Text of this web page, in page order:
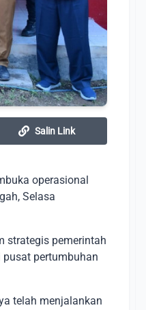
Salin Link
operasional
Selasa
strategis pemerintah
pertumbuhan
telah menjalankan